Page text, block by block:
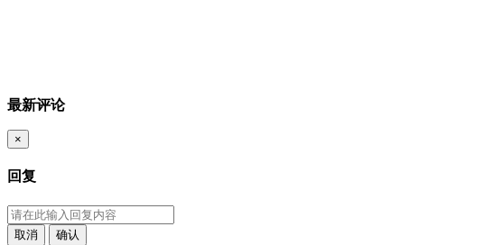
最新评论
×
回复
取消
确认